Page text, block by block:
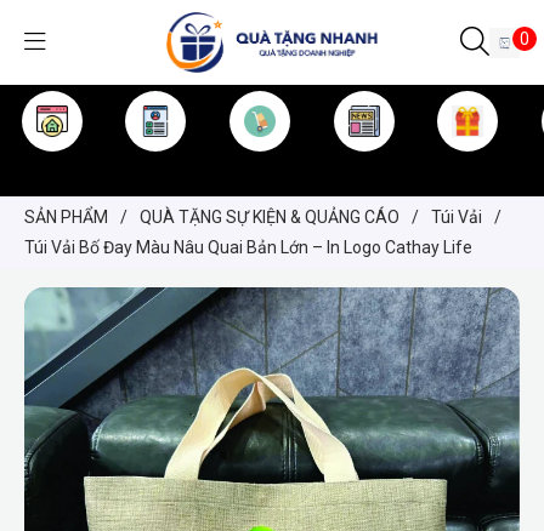
0
SẢN PHẨM / QUÀ TẶNG SỰ KIỆN & QUẢNG CÁO / Túi Vải
/
Túi Vải Bố Đay Màu Nâu Quai Bản Lớn – In Logo Cathay Life